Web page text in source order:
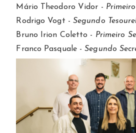
Mário Theodoro Vidor -
Rodrigo Vogt - Segundo
Bruno Irion Coletto - Primeiro
Franco Pasquale -Segundo